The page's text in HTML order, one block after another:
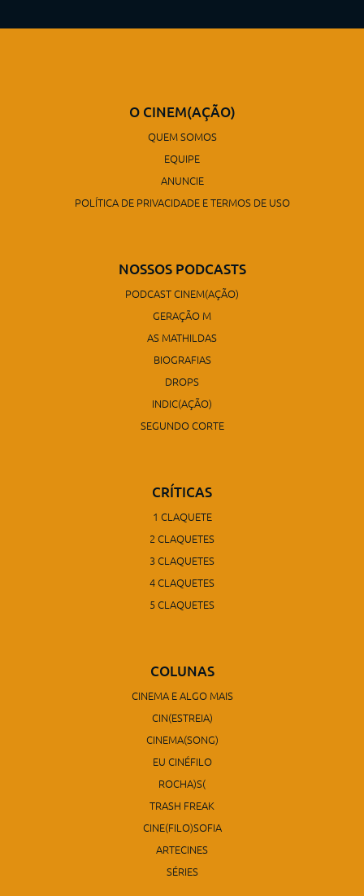
O CINEM(AÇÃO)
QUEM SOMOS
EQUIPE
ANUNCIE
POLÍTICA DE PRIVACIDADE E TERMOS DE USO
NOSSOS PODCASTS
PODCAST CINEM(AÇÃO)
GERAÇÃO M
AS MATHILDAS
BIOGRAFIAS
DROPS
INDIC(AÇÃO)
SEGUNDO CORTE
CRÍTICAS
1 CLAQUETE
2 CLAQUETES
3 CLAQUETES
4 CLAQUETES
5 CLAQUETES
COLUNAS
CINEMA E ALGO MAIS
CIN(ESTREIA)
CINEMA(SONG)
EU CINÉFILO
ROCHA)S(
TRASH FREAK
CINE(FILO)SOFIA
ARTECINES
SÉRIES